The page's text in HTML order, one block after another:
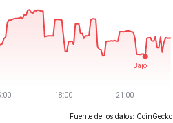
Fuente de los datos: CoinGecko